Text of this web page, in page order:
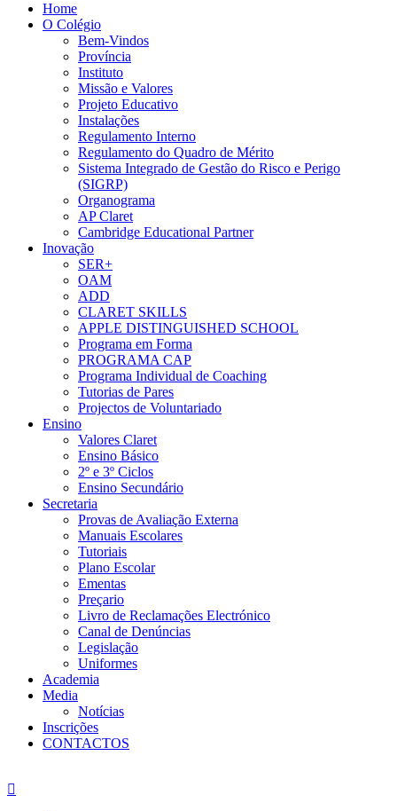
Home
O Colégio
Bem-Vindos
Província
Instituto
Missão e Valores
Projeto Educativo
Instalações
Regulamento Interno
Regulamento do Quadro de Mérito
Sistema Integrado de Gestão do Risco e Perigo
(SIGRP)
Organograma
AP Claret
Cambridge Educational Partner
Inovação
SER+
OAM
ADD
CLARET SKILLS
APPLE DISTINGUISHED SCHOOL
Programa em Forma
PROGRAMA CAP
Programa Individual de Coaching
Tutorias de Pares
Projectos de Voluntariado
Ensino
Valores Claret
Ensino Básico
2º e 3º Ciclos
Ensino Secundário
Secretaria
Provas de Avaliação Externa
Manuais Escolares
Tutoriais
Plano Escolar
Ementas
Preçario
Livro de Reclamações Electrónico
Canal de Denúncias
Legislação
Uniformes
Academia
Media
Notícias
Inscrições
CONTACTOS